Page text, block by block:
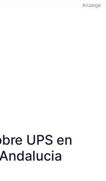
Anzeige
UPS en